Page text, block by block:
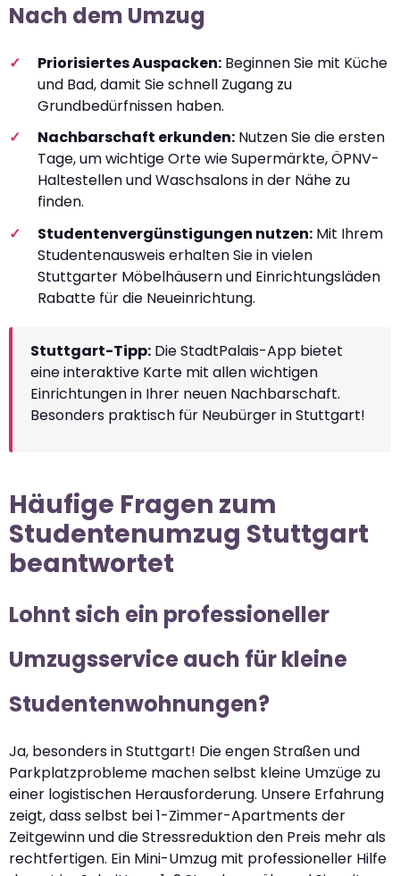
Nach dem Umzug
Priorisiertes Auspacken: Beginnen Sie mit Küche
und Bad, damit Sie schnell Zugang zu
Grundbedürfnissen haben.
Nachbarschaft erkunden: Nutzen Sie die ersten
Tage, um wichtige Orte wie Supermärkte, ÖPNV-
Haltestellen und Waschsalons in der Nähe zu
finden.
Studentenvergünstigungen nutzen: Mit Ihrem
Studentenausweis erhalten Sie in vielen
Stuttgarter Möbelhäusern und Einrichtungsläden
Rabatte für die Neueinrichtung.
Stuttgart-Tipp: Die StadtPalais-App bietet
eine interaktive Karte mit allen wichtigen
Einrichtungen in Ihrer neuen Nachbarschaft.
Besonders praktisch für Neubürger in Stuttgart!
Häufige Fragen zum
Studentenumzug Stuttgart
beantwortet
Lohnt sich ein professioneller
Umzugsservice auch für kleine
Studentenwohnungen?
Ja, besonders in Stuttgart! Die engen Straßen und
Parkplatzprobleme machen selbst kleine Umzüge zu
einer logistischen Herausforderung. Unsere Erfahrung
zeigt, dass selbst bei 1-Zimmer-Apartments der
Zeitgewinn und die Stressreduktion den Preis mehr als
rechtfertigen. Ein Mini-Umzug mit professioneller Hilfe